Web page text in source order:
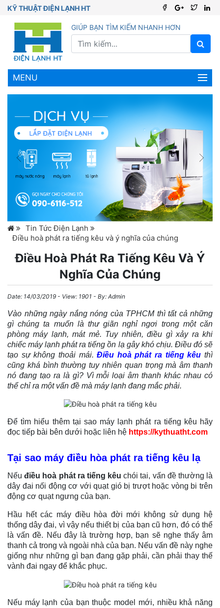
KỸ THUẬT ĐIỆN LẠNH HT
GIÚP BẠN TÌM KIẾM NHANH HƠN
MENU
Tin Tức Điện Lạnh
Điều hoà phát ra tiếng kêu và ý nghĩa của chúng
Điều Hoà Phát Ra Tiếng Kêu Và Ý
Nghĩa Của Chúng
Date: 14/03/2019 - View: 1901 - By: Admin
Vào những ngày nắng nóng của TPHCM thì tất cả những
gì chúng ta muốn là thư giãn nghỉ ngơi trong một căn
phòng máy lạnh, mát mẻ. Tuy nhiên, điều gì xảy ra khi
chiếcmáy lạnh phát ra tiếng ồn lạ gây khó chịu. Điều đó sẽ
tạo sự không thoải mái.Điều hoà phát ra tiếng kêu thì
cũng khá bình thường tuy nhiên quan trọng mà âm thanh
nó đang tạo ra là gì? Vì mỗi loại âm thanh khác nhau có
thể chỉ ra một vấn đề mà máy lạnh đang mắc phải.
Để tìm hiểu thêm tại sao máy lạnh phát ra tiếng kêu hãy
đọc tiếp bài bên dưới hoặc liên hệ https://kythuatht.com
Tại sao máy điều hòa phát ra tiếng kêu lạ
Nếuđiều hoà phát ra tiếng kêu chói tai, vấn đề thường là
dây đai nối động cơ với quạt gió bị trượt hoặc vòng bi trên
động cơ quạt ngưng của bạn.
Hầu hết các máy điều hòa đời mới không sử dụng hệ
thống dây đai, vì vậy nếu thiết bị của bạn cũ hơn, đó có thể
là vấn đề. Nếu đây là trường hợp, bạn sẽ nghe thấy âm
thanh cả trong và ngoài nhà của bạn. Nếu vấn đề này nghe
giống như những gì bạn đang gặp phải, cần phải thay thế
vành đai ngay để khắc phục.
Nếu máy lạnh của bạn thuộc model mới, nhiều khả năng